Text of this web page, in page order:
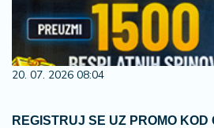
20. 07. 2026 08:04
REGISTRUJ SE UZ PROMO